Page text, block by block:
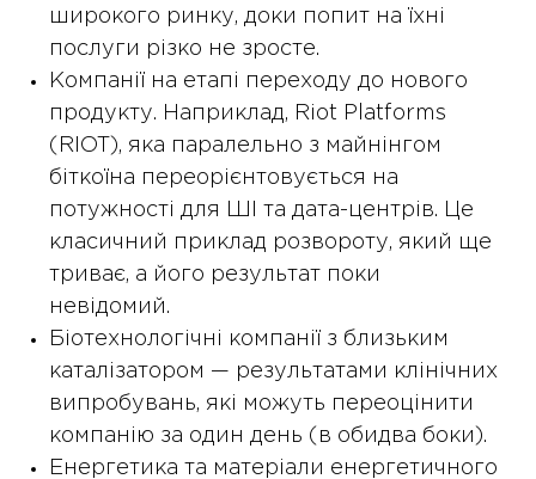
широкого ринку, доки попит на їхні
послуги різко не зросте.
Компанії на етапі переходу до нового
продукту. Наприклад, Riot Platforms
(RIOT), яка паралельно з майнінгом
біткоїна переорієнтовується на
потужності для ШІ та дата-центрів. Це
класичний приклад розвороту, який ще
триває, а його результат поки
невідомий.
Біотехнологічні компанії з близьким
каталізатором — результатами клінічних
випробувань, які можуть переоцінити
компанію за один день (в обидва боки).
Енергетика та матеріали енергетичного